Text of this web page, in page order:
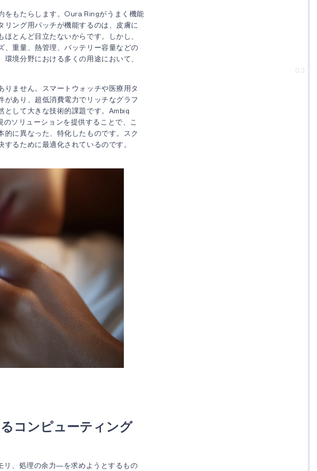
03
をもたらします。Oura Ringがうまく機能
リング用パッチが機能するのは、皮膚に
とんど目立たないからです。しかし、
、重量、熱管理、バッテリー容量などの
境分野における多くの用途において、
りません。スマートウォッチや医療用タ
があり、超低消費電力でリッチなグラフ
として大きな技術的課題です。Ambiq
ソリューションを提供することで、こ
に異なった、特化したものです。スク
るために最適化されているのです。
コンピューティング
リ、処理の余力―を求めようとするもの